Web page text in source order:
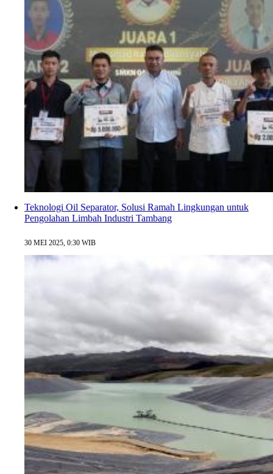
Teknologi Oil Separator, Solusi Ramah Lingkungan untuk
Pengolahan Limbah Industri Tambang
30 MEI 2025, 0:30 WIB